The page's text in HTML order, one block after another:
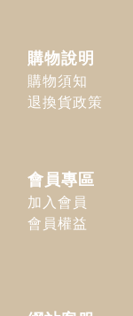
購物說明
購物須知
退換貨政策
會員專區
加入會員
會員權益